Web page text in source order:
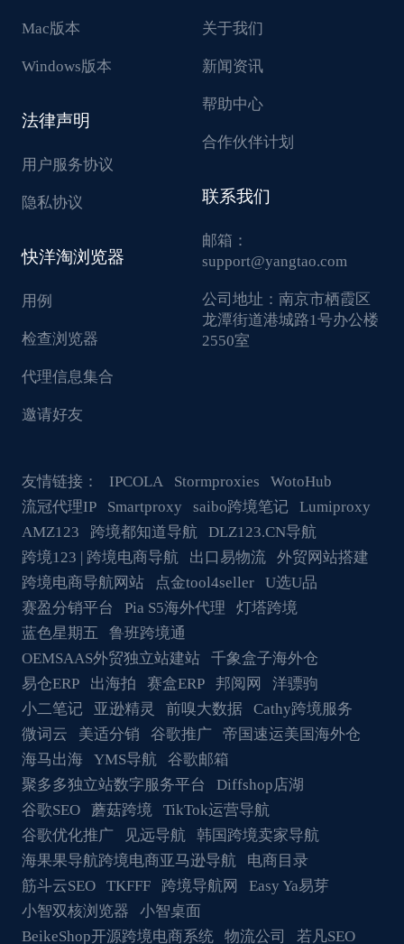
Mac版本
Windows版本
法律声明
用户服务协议
隐私协议
快洋淘浏览器
用例
检查浏览器
代理信息集合
邀请好友
关于我们
新闻资讯
帮助中心
合作伙伴计划
联系我们
邮箱：
support@yangtao.com
公司地址： 南京市栖霞区
龙潭街道港城路1号办公楼
2550室
友情链接： IPCOLA Stormproxies
WotoHub
流冠代理IP
Smartproxy saibo跨境笔记
Lumiproxy
AMZ123
跨境都知道导航
DLZ123.CN导航
跨境123 | 跨境电商导航
出口易物流
外贸网站搭建
跨境电商导航网站
点金tool4seller
U选U品
赛盈分销平台
Pia S5海外代理
灯塔跨境
蓝色星期五
鲁班跨境通
OEMSAAS外贸独立站建站
千象盒子海外仓
易仓ERP
出海拍 赛盒ERP 邦阅网
洋骠驹
小二笔记
亚逊精灵 前嗅大数据
Cathy跨境服务
微词云
美适分销 谷歌推广
帝国速运美国海外仓
海马出海
YMS导航
谷歌邮箱
聚多多独立站数字服务平台
Diffshop店湖
谷歌SEO
蘑菇跨境
TikTok运营导航
谷歌优化推广
见远导航
韩国跨境卖家导航
海果果导航跨境电商亚马逊导航
电商目录
筋斗云SEO
TKFFF 跨境导航网
Easy Ya易芽
小智双核浏览器
小智桌面
BeikeShop开源跨境电商系统
物流公司 若凡SEO